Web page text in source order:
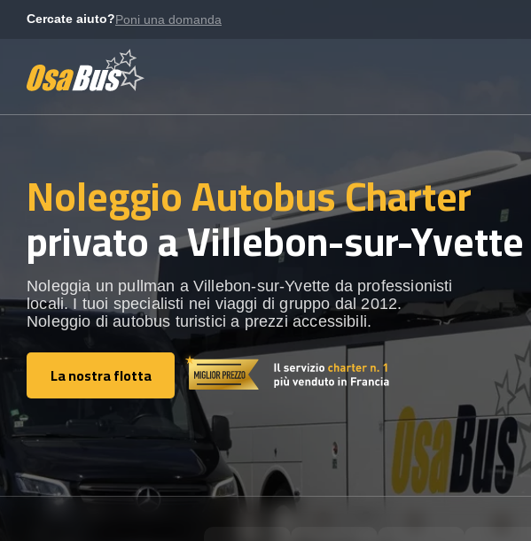
Cercate aiuto?Poni una domanda
Noleggio Autobus Charter
privato a Villebon-sur-Yvette
Noleggia un pullman a Villebon-sur-Yvette da professionisti
locali. I tuoi specialisti nei viaggi di gruppo dal 2012.
Noleggio di autobus turistici a prezzi accessibili.
La nostra flotta
La nostra flotta